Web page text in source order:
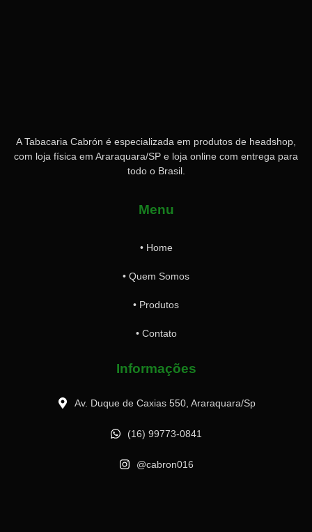
A Tabacaria Cabrón é especializada em produtos de headshop,
com loja física em Araraquara/SP e loja online com entrega para
todo o Brasil.
Menu
• Home
• Quem Somos
• Produtos
• Contato
Informações
Av. Duque de Caxias 550, Araraquara/Sp
(16) 99773-0841
@cabron016